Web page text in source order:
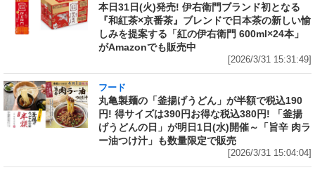
本日31日(火)発売! 伊右衛門ブランド初となる
『和紅茶×京番茶』ブレンドで日本茶の新しい愉
しみを提案する「紅の伊右衛門 600ml×24本」
がAmazonでも販売中
[2026/3/31 15:31:49]
フード
丸亀製麺の「釜揚げうどん」が半額で税込190
円! 得サイズは390円お得な税込380円! 「釜揚
げうどんの日」が明日1日(水)開催～「旨辛 肉ラ
ー油つけ汁」も数量限定で販売
[2026/3/31 15:04:04]